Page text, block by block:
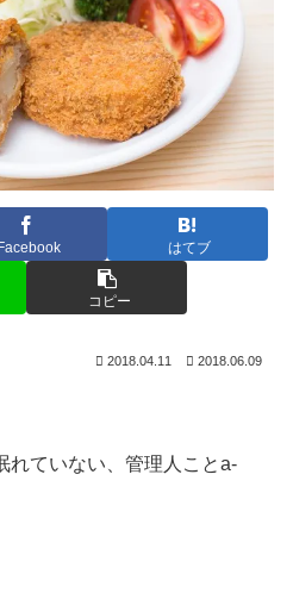
はてブ
コピー
2018.04.11 2018.06.09
れていない、管理人ことa-